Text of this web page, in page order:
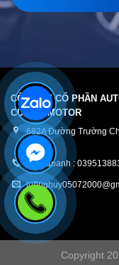
CÔNG TY CỔ PHẦN
CỦA TC MOTOR
682A Đường Trường
Nam
Kinh doanh :
Copyright